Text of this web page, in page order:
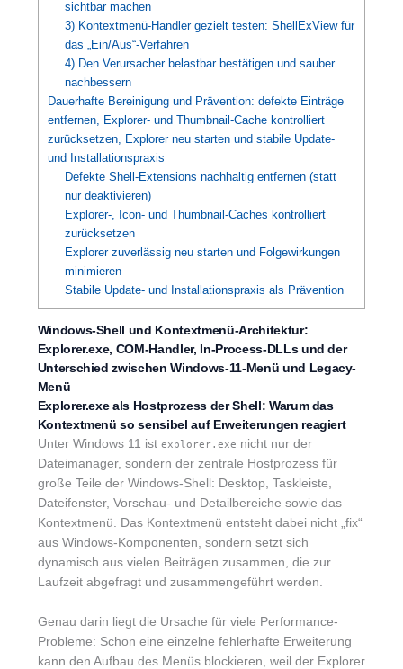
sichtbar machen
3) Kontextmenü-Handler gezielt testen: ShellExView für
das „Ein/Aus“-Verfahren
4) Den Verursacher belastbar bestätigen und sauber
nachbessern
Dauerhafte Bereinigung und Prävention: defekte Einträge
entfernen, Explorer- und Thumbnail-Cache kontrolliert
zurücksetzen, Explorer neu starten und stabile Update-
und Installationspraxis
Defekte Shell-Extensions nachhaltig entfernen (statt
nur deaktivieren)
Explorer-, Icon- und Thumbnail-Caches kontrolliert
zurücksetzen
Explorer zuverlässig neu starten und Folgewirkungen
minimieren
Stabile Update- und Installationspraxis als Prävention
Windows-Shell und Kontextmenü-Architektur:
Explorer.exe, COM-Handler, In-Process-DLLs und der
Unterschied zwischen Windows-11-Menü und Legacy-
Menü
Explorer.exe als Hostprozess der Shell: Warum das
Kontextmenü so sensibel auf Erweiterungen reagiert
Unter Windows 11 ist explorer.exe nicht nur der
Dateimanager, sondern der zentrale Hostprozess für
große Teile der Windows-Shell: Desktop, Taskleiste,
Dateifenster, Vorschau- und Detailbereiche sowie das
Kontextmenü. Das Kontextmenü entsteht dabei nicht „fix“
aus Windows-Komponenten, sondern setzt sich
dynamisch aus vielen Beiträgen zusammen, die zur
Laufzeit abgefragt und zusammengeführt werden.
Genau darin liegt die Ursache für viele Performance-
Probleme: Schon eine einzelne fehlerhafte Erweiterung
kann den Aufbau des Menüs blockieren, weil der Explorer